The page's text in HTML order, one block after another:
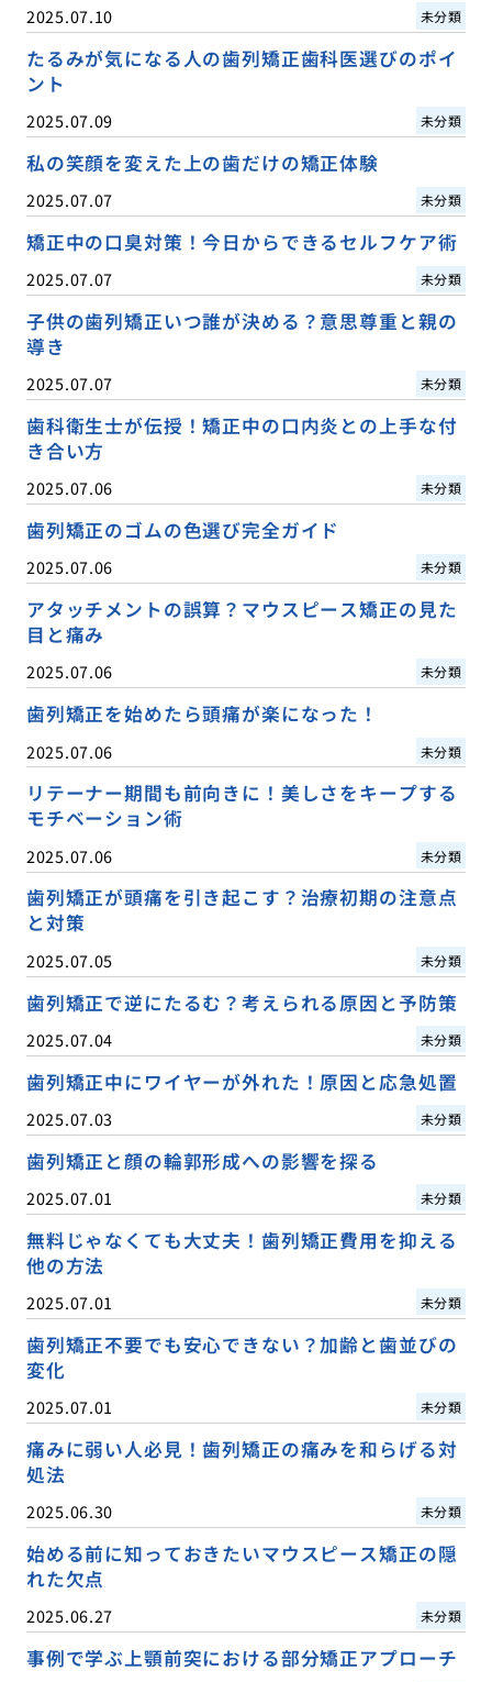
2025.07.10 未分類
たるみが気になる人の歯列矯正歯科医選びのポイ
ント
2025.07.09 未分類
私の笑顔を変えた上の歯だけの矯正体験
2025.07.07 未分類
矯正中の口臭対策！今日からできるセルフケア術
2025.07.07 未分類
子供の歯列矯正いつ誰が決める？意思尊重と親の
導き
2025.07.07 未分類
歯科衛生士が伝授！矯正中の口内炎との上手な付
き合い方
2025.07.06 未分類
歯列矯正のゴムの色選び完全ガイド
2025.07.06 未分類
アタッチメントの誤算？マウスピース矯正の見た
目と痛み
2025.07.06 未分類
歯列矯正を始めたら頭痛が楽になった！
2025.07.06 未分類
リテーナー期間も前向きに！美しさをキープする
モチベーション術
2025.07.06 未分類
歯列矯正が頭痛を引き起こす？治療初期の注意点
と対策
2025.07.05 未分類
歯列矯正で逆にたるむ？考えられる原因と予防策
2025.07.04 未分類
歯列矯正中にワイヤーが外れた！原因と応急処置
2025.07.03 未分類
歯列矯正と顔の輪郭形成への影響を探る
2025.07.01 未分類
無料じゃなくても大丈夫！歯列矯正費用を抑える
他の方法
2025.07.01 未分類
歯列矯正不要でも安心できない？加齢と歯並びの
変化
2025.07.01 未分類
痛みに弱い人必見！歯列矯正の痛みを和らげる対
処法
2025.06.30 未分類
始める前に知っておきたいマウスピース矯正の隠
れた欠点
2025.06.27 未分類
事例で学ぶ上顎前突における部分矯正アプローチ